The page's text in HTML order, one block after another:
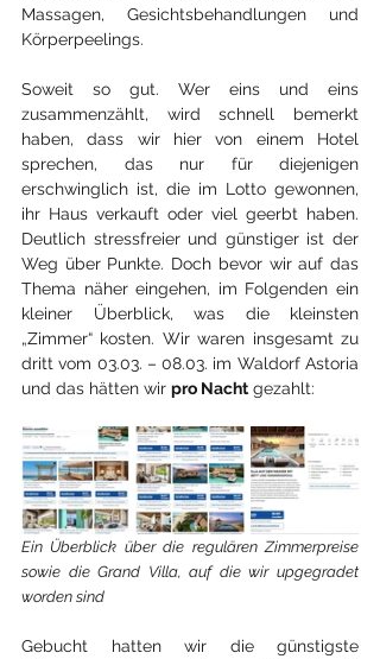
Massagen, Gesichtsbehandlungen und
Körperpeelings.
Soweit so gut. Wer eins und eins
zusammenzählt, wird schnell bemerkt
haben, dass wir hier von einem Hotel
sprechen, das nur für diejenigen
erschwinglich ist, die im Lotto gewonnen,
ihr Haus verkauft oder viel geerbt haben.
Deutlich stressfreier und günstiger ist der
Weg über Punkte. Doch bevor wir auf das
Thema näher eingehen, im Folgenden ein
kleiner Überblick, was die kleinsten
„Zimmer“ kosten. Wir waren insgesamt zu
dritt vom 03.03. – 08.03. im Waldorf Astoria
und das hätten wir pro Nacht gezahlt:
Ein Überblick über die regulären Zimmerpreise
sowie die Grand Villa, auf die wir upgegradet
worden sind
Gebucht hatten wir die günstigste